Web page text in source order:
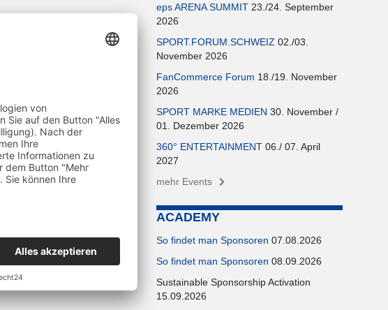
wollen.
hat, wissen wir, dass
alle Prozesse in
zum jeweiligen
Management-Plattform
Lacrosse
neuesten Stand der
das mit jeder
und sorgen
eps ARENA SUMMIT 23./24. September
2026
SPORT.FORUM.SCHWEIZ 02./03.
November 2026
FanCommerce Forum 18./19. November
2026
SPORT MARKE MEDIEN 30. November /
01. Dezember 2026
360° ENTERTAINMENT 06./ 07. April
2027
mehr Events
ACADEMY
So findet man Sponsoren 07.08.2026
So findet man Sponsoren 08.09.2026
Sustainable Sponsorship Activation
15.09.2026